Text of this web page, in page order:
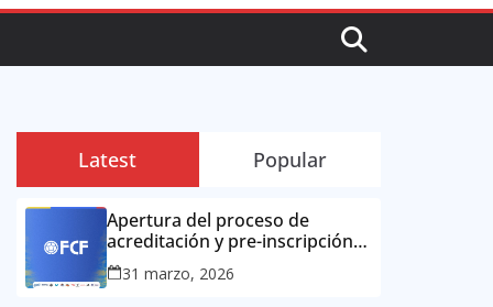
Latest Popular
Apertura del proceso de
acreditación y pre-inscripción
para la prensa colombiana:
Copa Mundial de la FIFA 2026 ™
31 marzo, 2026